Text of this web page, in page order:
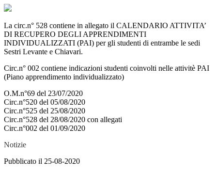
La circ.n° 528 contiene in allegato il CALENDARIO ATTIVITA’
DI RECUPERO DEGLI APPRENDIMENTI
INDIVIDUALIZZATI (PAI) per gli studenti di entrambe le sedi
Sestri Levante e Chiavari.
Circ.n° 002 contiene indicazioni studenti coinvolti nelle attivitè PAI
(Piano apprendimento individualizzato)
O.M.n°69 del 23/07/2020
Circ.n°520 del 05/08/2020
Circ.n°525 del 25/08/2020
Circ.n°528 del 28/08/2020 con allegati
Circ.n°002 del 01/09/2020
Notizie
Pubblicato il 25-08-2020